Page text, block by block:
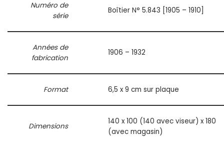
Numéro de
série
Boîtier N° 5.843 [1905 – 1910]
Années de
fabrication
1906 – 1932
Format 6,5 x 9 cm sur plaque
Dimensions
140 x 100 (140 avec viseur) x 180
(avec magasin)